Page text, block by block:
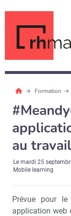
rh
Formation
au
Lemardi 25
Mobile learning
Prévue pour le
application web